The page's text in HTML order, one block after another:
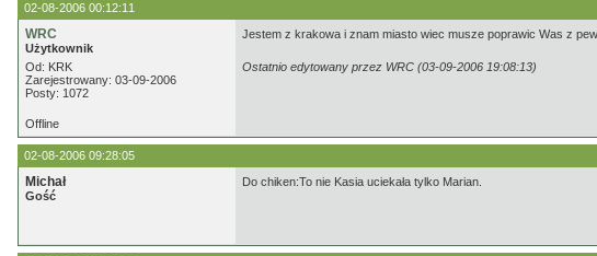
02-08-2006 00:12:11
WRC
Użytkownik
Od: KRK
Zarejestrowany: 03-09-2006
Posty: 1072
Jestem z krakowa i znam miasto wiec musze poprawic Was z
Ostatnio edytowany przez WRC (03-09-2006 19:08:13)
Offline
02-08-2006 09:28:05
Michał
Gość
Do chiken:To nie Kasia uciekała tylko Marian.